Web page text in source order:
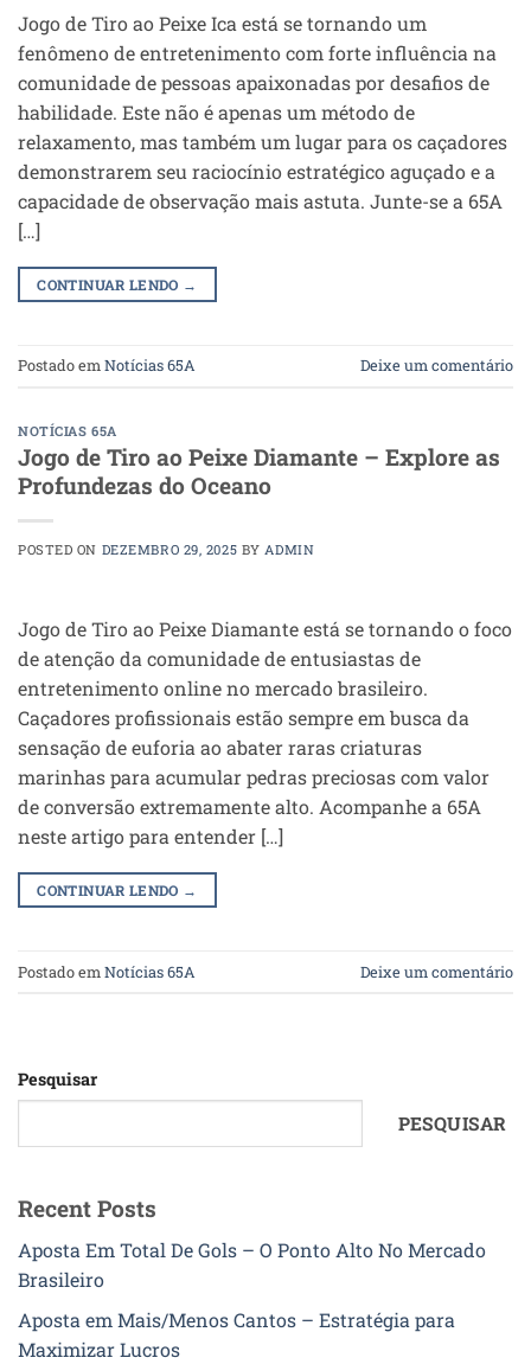
Jogo de Tiro ao Peixe Ica está se tornando um
fenômeno de entretenimento com forte influência na
comunidade de pessoas apaixonadas por desafios de
habilidade. Este não é apenas um método de
relaxamento, mas também um lugar para os caçadores
demonstrarem seu raciocínio estratégico aguçado e a
capacidade de observação mais astuta. Junte-se a 65A
[…]
CONTINUAR LENDO →
Postado em Notícias 65A Deixe um comentário
NOTÍCIAS 65A
Jogo de Tiro ao Peixe Diamante – Explore as
Profundezas do Oceano
POSTED ON DEZEMBRO 29, 2025 BYADMIN
Jogo de Tiro ao Peixe Diamante está se tornando o foco
de atenção da comunidade de entusiastas de
entretenimento online no mercado brasileiro.
Caçadores profissionais estão sempre em busca da
sensação de euforia ao abater raras criaturas
marinhas para acumular pedras preciosas com valor
de conversão extremamente alto. Acompanhe a 65A
neste artigo para entender […]
CONTINUAR LENDO →
Postado em Notícias 65A Deixe um comentário
Pesquisar
PESQUISAR
Recent Posts
Aposta Em Total De Gols – O Ponto Alto No Mercado
Brasileiro
Aposta em Mais/Menos Cantos – Estratégia para
Maximizar Lucros